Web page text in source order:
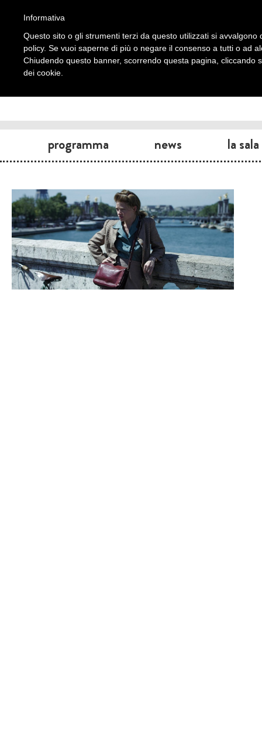
programma news la sala
Informativa
Questo sito o gli strumenti terzi da questo utilizzati si
policy. Se vuoi saperne di più o negare il consenso a tutti o ad
Chiudendo questo banner, scorrendo questa pagina, cliccando
dei cookie.